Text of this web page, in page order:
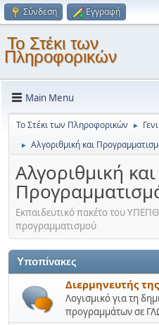
Σύνδεση Εγγραφή
Το Στέκι των
Πληροφορικών
Main Menu
Το Στέκι των Πληροφορικών ►
► Αλγοριθμική και
Αλγοριθμική και
Εκπαιδευτικό πακέτο του
προγραμματισμού
Υποπίνακες
Διερμηνευτής
Λογισμικό για τη
προγραμμάτων σε